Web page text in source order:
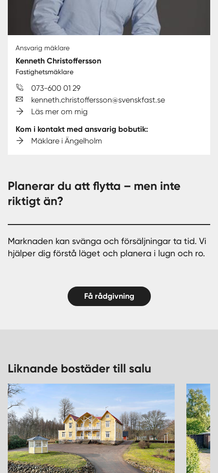
Ansvarig mäklare
Kenneth Christoffersson
Fastighetsmäklare
073-600 01 29
kenneth.christoffersson@svenskfast.se
Läs mer om mig
Kom i kontakt med ansvarig bobutik:
Mäklare i Ängelholm
Planerar du att flytta – men inte
riktigt än?
Marknaden kan svänga och försäljningar ta tid. Vi
hjälper dig förstå läget och planera i lugn och ro.
Få rådgivning
Liknande bostäder till salu